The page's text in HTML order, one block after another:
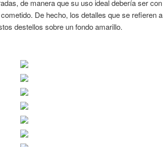
de manera que su uso ideal debería ser con
De hecho, los detalles que se refieren a
destellos sobre un fondo amarillo.